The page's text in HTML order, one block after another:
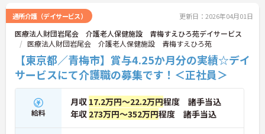
通所介護（デイサービス） 更新日：2026年04月01日
医療法人財団岩尾会 介護老人保健施設 青梅すえひろ苑デイサービス
医療法人財団岩尾会 介護老人保健施設 青梅すえひろ苑
【東京都／青梅市】賞与4.25か月分の実績☆デイ
サービスにて介護職の募集です！＜正社員＞
給料
月収 17.2万円～22.2万円程度 諸手当込
年収 273万円～352万円程度 諸手当込